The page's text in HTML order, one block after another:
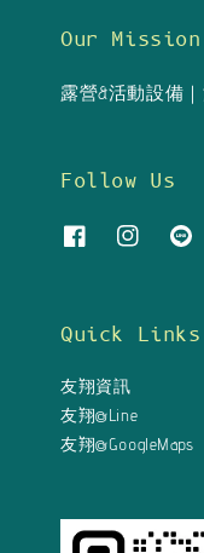
Our Mission
露營&活動設備
Follow Us
Quick Links
友翔資訊
友翔@Line
友翔@GoogleMaps